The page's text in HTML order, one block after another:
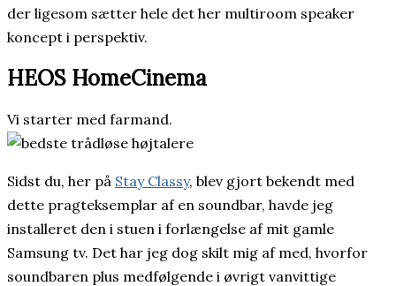
der ligesom sætter hele det her multiroom speaker
koncept i perspektiv.
HEOS HomeCinema
Vi starter med farmand.
Sidst du, her på Stay Classy, blev gjort bekendt med
dette pragteksemplar af en soundbar, havde jeg
installeret den i stuen i forlængelse af mit gamle
Samsung tv. Det har jeg dog skilt mig af med, hvorfor
soundbaren plus medfølgende i øvrigt vanvittige